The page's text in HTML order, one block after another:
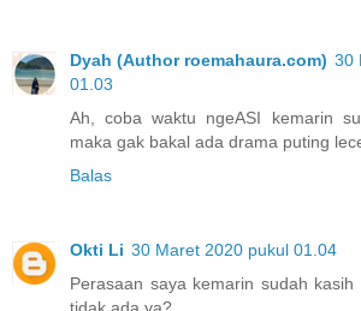
Dyah (Author roemahaura.com) 30
01.03
Ah, coba waktu ngeASI kemarin
maka gak bakal ada drama puting
Balas
Okti Li 30 Maret 2020 pukul 01.04
Perasaan saya kemarin sudah